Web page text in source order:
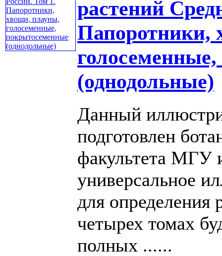
растений
Папоротники,
(однодольные)
Данный
подготовлен
факультета МГУ
универсальное
для определения
четырех томах
полных ......